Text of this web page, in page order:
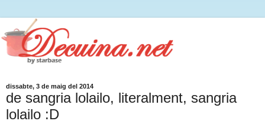
dissabte, 3 de maig del 2014
de sangria lolailo, literalment, sangria
lolailo :D